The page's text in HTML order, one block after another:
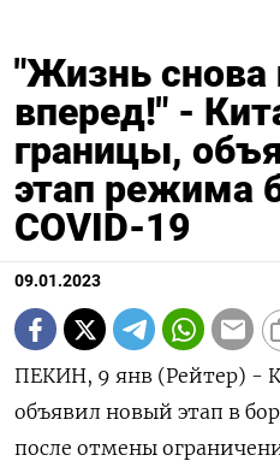
"Жизнь снова
вперед!" -
границы,
этап режима
COVID-19
09.01.2023
ПЕКИН, 9 янв (Рейтер) -
объявил новый этап в
после отмены